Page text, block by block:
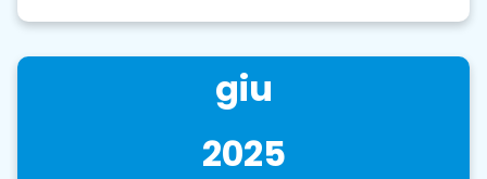
giu
2025